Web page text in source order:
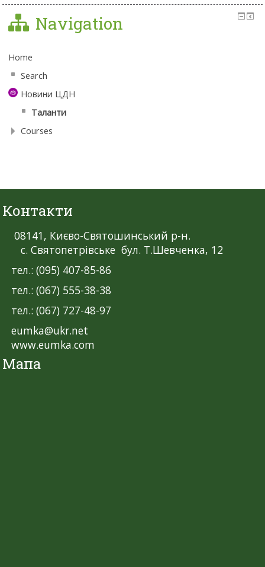
Navigation
Home
Search
Новини ЦДН
Таланти
Courses
Контакти
08141, Києво-Святошинський р-н.
с. Святопетрівське бул. Т.Шевченка, 12
тел.: (095) 407-85-86
тел.: (067) 555-38-38
тел.: (067) 727-48-97
eumka@ukr.net
www.eumka.com
Мапа